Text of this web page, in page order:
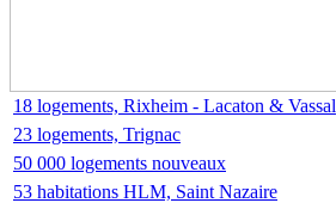
18 logements, Rixheim - Lacaton & Vassal
23 logements, Trignac
50 000 logements nouveaux
53 habitations HLM, Saint Nazaire